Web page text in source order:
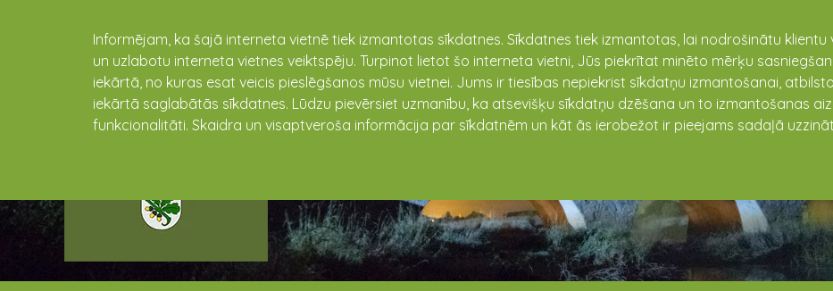
Informējam, ka šajā interneta vietnē tiek izmantotas sīkdatnes. Sīkdatnes tiek izmantotas, lai nodrošinātu
un uzlabotu interneta vietnes veiktspēju. Turpinot lietot šo interneta vietni, Jūs piekrītat minēto mērķu
iekārtā, no kuras esat veicis pieslēgšanos mūsu vietnei. Jums ir tiesības nepiekrist sīkdatņu izmantošanai,
iekārtā saglabātās sīkdatnes. Lūdzu pievērsiet uzmanību, ka atsevišķu sīkdatņu dzēšana un to izmantošanas
funkcionalitāti. Skaidra un visaptveroša informācija par sīkdatnēm un kāt ās ierobežot ir pieejams sadaļā